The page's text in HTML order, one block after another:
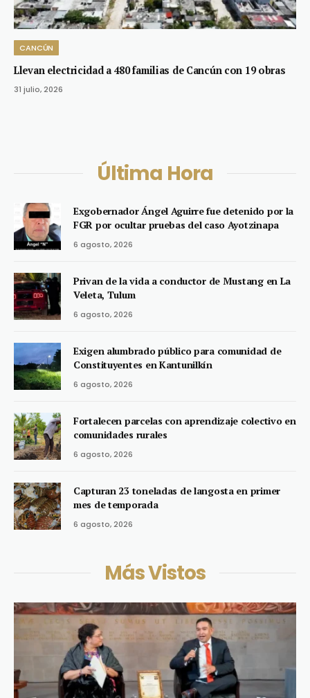
CANCÚN
Llevan electricidad a 480 familias de Cancún con 19 obras
31 julio, 2026
Última Hora
Exgobernador Ángel Aguirre fue detenido por la
FGR por ocultar pruebas del caso Ayotzinapa
6 agosto, 2026
Privan de la vida a conductor de Mustang en La
Veleta, Tulum
6 agosto, 2026
Exigen alumbrado público para comunidad de
Constituyentes en Kantunilkín
6 agosto, 2026
Fortalecen parcelas con aprendizaje colectivo en
comunidades rurales
6 agosto, 2026
Capturan 23 toneladas de langosta en primer
mes de temporada
6 agosto, 2026
Más Vistos